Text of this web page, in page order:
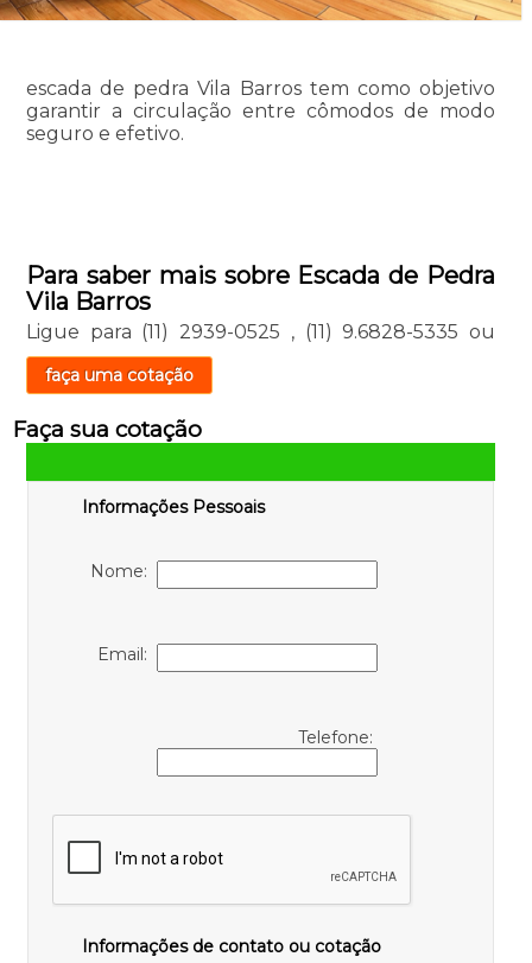
escada de pedra Vila Barros tem como objetivo
garantir a circulação entre cômodos de modo
seguro e efetivo.
Para saber mais sobre Escada de Pedra
Vila Barros
Ligue para (11) 2939-0525 , (11) 9.6828-5335 ou
faça uma cotação
Faça sua cotação
Informações Pessoais
Nome:
Email:
Telefone:
Informações de contato ou cotação